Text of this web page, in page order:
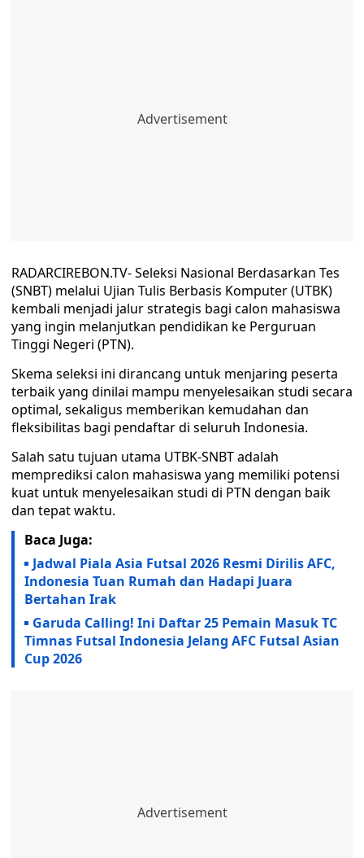
RADARCIREBON.TV- Seleksi Nasional Berdasarkan Tes
(SNBT) melalui Ujian Tulis Berbasis Komputer (UTBK)
kembali menjadi jalur strategis bagi calon mahasiswa
yang ingin melanjutkan pendidikan ke Perguruan
Tinggi Negeri (PTN).
Skema seleksi ini dirancang untuk menjaring peserta
terbaik yang dinilai mampu menyelesaikan studi secara
optimal, sekaligus memberikan kemudahan dan
fleksibilitas bagi pendaftar di seluruh Indonesia.
Salah satu tujuan utama UTBK-SNBT adalah
memprediksi calon mahasiswa yang memiliki potensi
kuat untuk menyelesaikan studi di PTN dengan baik
dan tepat waktu.
Baca Juga:
Jadwal Piala Asia Futsal 2026 Resmi Dirilis AFC,
Indonesia Tuan Rumah dan Hadapi Juara
Bertahan Irak
Garuda Calling! Ini Daftar 25 Pemain Masuk TC
Timnas Futsal Indonesia Jelang AFC Futsal Asian
Cup 2026